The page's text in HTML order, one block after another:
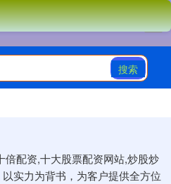
搜索
配资,十大股票配资网站,炒股炒
实力为背书，为客户提供全方位